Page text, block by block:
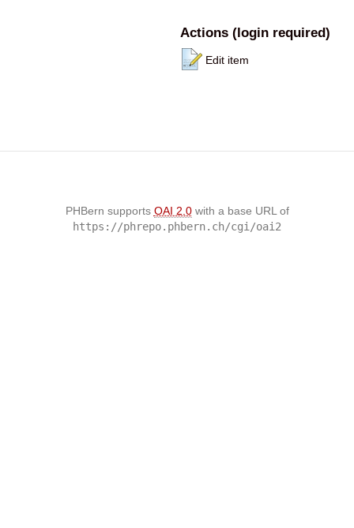
Actions (login required)
Edit item
PHBern supports OAI 2.0with a base URL of
https://phrepo.phbern.ch/cgi/oai2